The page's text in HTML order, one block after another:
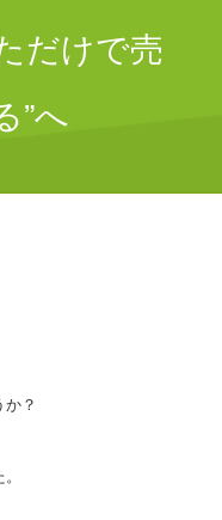
だけで売
”へ
？